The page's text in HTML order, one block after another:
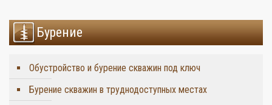
Бурение
Обустройство и бурение скважин под ключ
Бурение скважин в труднодоступных местах